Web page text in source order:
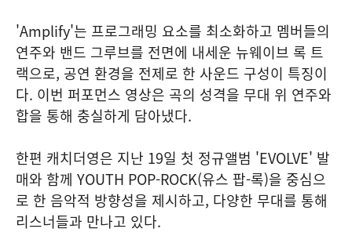
'Amplify'는 프로그래밍 요소를 최소화하고 멤버들의
연주와 밴드 그루브를 전면에 내세운 뉴웨이브 록 트
랙으로, 공연 환경을 전제로 한 사운드 구성이 특징이
다. 이번 퍼포먼스 영상은 곡의 성격을 무대 위 연주와
합을 통해 충실하게 담아냈다.
한편 캐치더영은 지난 19일 첫 정규앨범 'EVOLVE' 발
매와 함께 YOUTH POP-ROCK(유스 팝-록)을 중심으
로 한 음악적 방향성을 제시하고, 다양한 무대를 통해
리스너들과 만나고 있다.